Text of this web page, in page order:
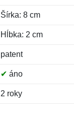
Šírka: 8 cm
Hĺbka: 2 cm
patent
✔ áno
2 roky